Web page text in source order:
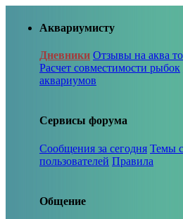
Аквариумисту
Дневники Отзывы на аква
Расчет совместимости рыбок
аквариумов
Сервисы форума
Сообщения за сегодня Темы
пользователей Правила
Общение